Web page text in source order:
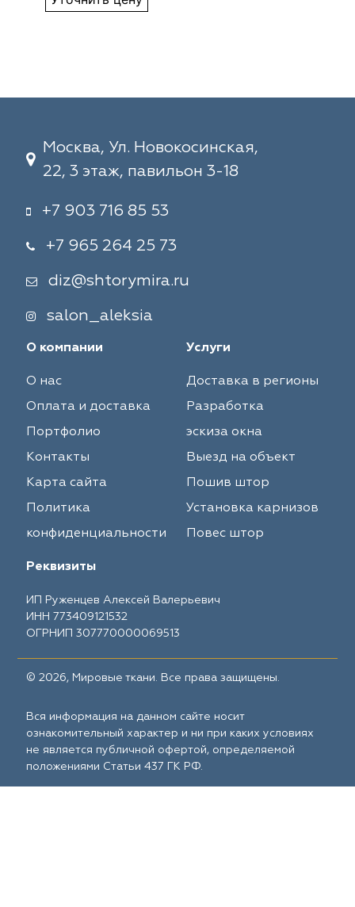
Москва, Ул. Новокосинская,
22, 3 этаж, павильон 3-18
+7 903 716 85 53
+7 965 264 25 73
diz@shtorymira.ru
salon_aleksia
О компании
О нас
Оплата и доставка
Портфолио
Контакты
Карта сайта
Политика
конфиденциальности
Услуги
Доставка в регионы
Разработка
эскиза окна
Выезд на объект
Пошив штор
Установка карнизов
Повес штор
Реквизиты
ИП Руженцев Алексей Валерьевич
ИНН 773409121532
ОГРНИП 307770000069513
© 2026, Мировые ткани. Все права защищены.
Вся информация на данном сайте носит
ознакомительный характер и ни при каких условиях
не является публичной офертой, определяемой
положениями Статьи 437 ГК РФ.